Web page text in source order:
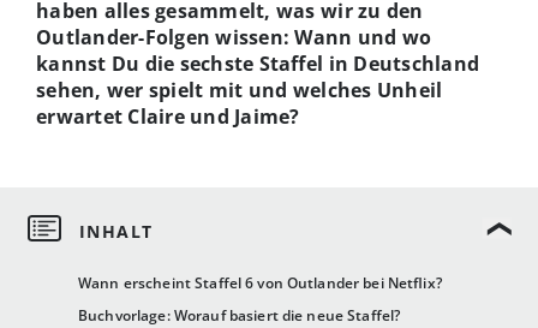
Wann erscheint Staffel 6 von Outlander bei Netflix?
Buchvorlage: Worauf basiert die neue Staffel?
haben alles gesammelt, was wir zu den
Outlander-Folgen wissen: Wann und wo
kannst Du die sechste Staffel in Deutschland
sehen, wer spielt mit und welches Unheil
erwartet Claire und Jaime?